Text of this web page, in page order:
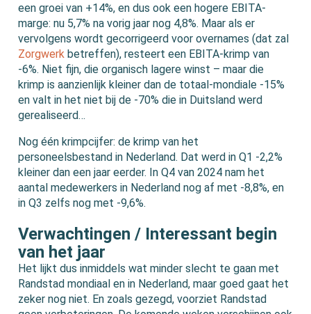
een groei van +14%, en dus ook een hogere EBITA-
marge: nu 5,7% na vorig jaar nog 4,8%. Maar als er
vervolgens wordt gecorrigeerd voor overnames (dat zal
Zorgwerk betreffen), resteert een EBITA-krimp van
-6%. Niet fijn, die organisch lagere winst – maar die
krimp is aanzienlijk kleiner dan de totaal-mondiale -15%
en valt in het niet bij de -70% die in Duitsland werd
gerealiseerd…
Nog één krimpcijfer: de krimp van het
personeelsbestand in Nederland. Dat werd in Q1 -2,2%
kleiner dan een jaar eerder. In Q4 van 2024 nam het
aantal medewerkers in Nederland nog af met -8,8%, en
in Q3 zelfs nog met -9,6%.
Verwachtingen / Interessant begin
van het jaar
Het lijkt dus inmiddels wat minder slecht te gaan met
Randstad mondiaal en in Nederland, maar goed gaat het
zeker nog niet. En zoals gezegd, voorziet Randstad